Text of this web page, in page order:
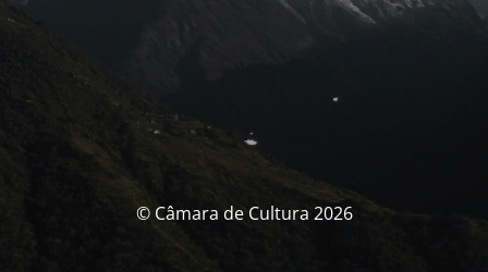
© Câmara de Cultura 2026